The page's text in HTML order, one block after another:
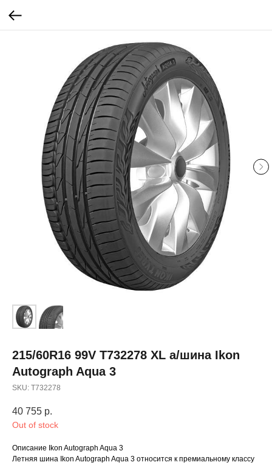
215/60R16 99V T732278 XL а/шина Ikon
Autograph Aqua 3
SKU: T732278
40 755 р.
Out of stock
Описание Ikon Autograph Aqua 3
Летняя шина Ikon Autograph Aqua 3 относится к премиальному классу